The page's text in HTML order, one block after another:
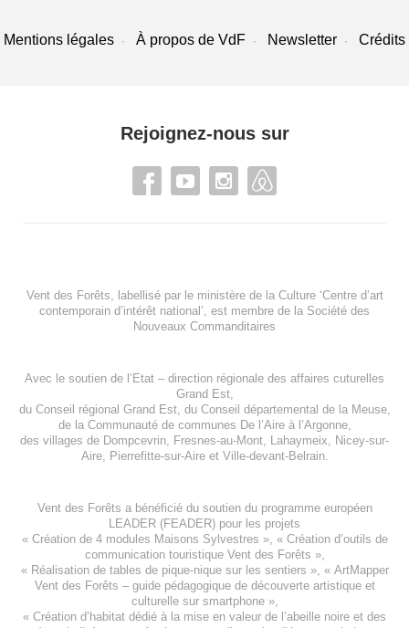
Mentions légales À propos de VdF Newsletter Crédits
Rejoignez-nous sur
Vent des Forêts, labellisé par le ministère de la Culture ‘Centre d’art
contemporain d’intérêt national’, est membre de la Société des
Nouveaux Commanditaires
Avec le soutien de l’Etat – direction régionale des affaires cuturelles
Grand Est,
du Conseil régional Grand Est, du Conseil départemental de la Meuse,
de la Communauté de communes De l’Aire à l’Argonne,
des villages de Dompcevrin Fresnes-au-Mont Lahaymeix
Nicey-sur-
Aire, Pierrefitte-sur-Aireet Ville-devant-Belrain.
Vent des Forêts a bénéficié du soutien du programme européen
LEADER (FEADER) pour les projets
« Création de 4 modules Maisons Sylvestres », « Création d’outils de
communication touristique Vent des Forêts »,
« Réalisation de tables de pique-nique sur les sentiers », « ArtMapper
Vent des Forêts – guide pédagogique de découverte artistique et
culturelle sur smartphone »,
« Création d’habitat dédié à la mise en valeur de l’abeille noire et des